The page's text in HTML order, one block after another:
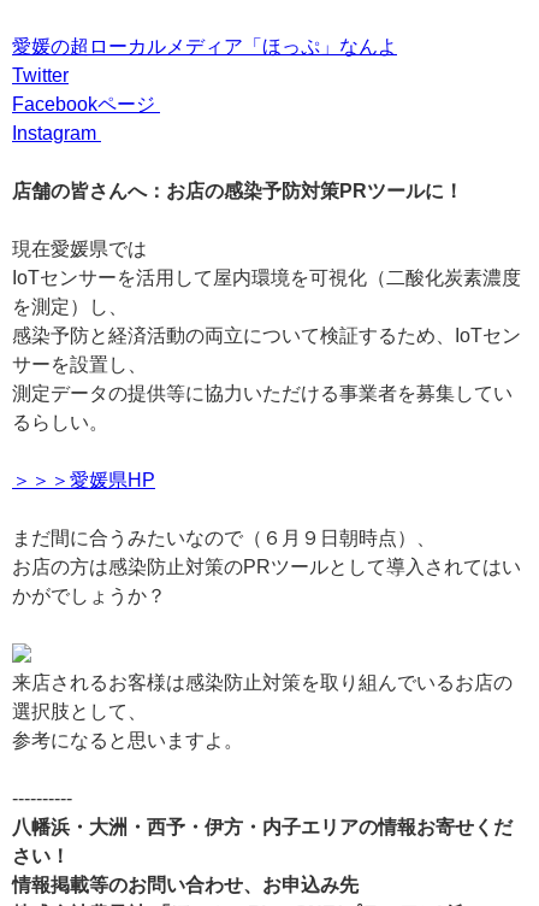
愛媛の超ローカルメディア「ほっぷ」なんよ
Twitter
Facebookページ
Instagram
店舗の皆さんへ：お店の感染予防対策PRツールに！
現在愛媛県では
IoTセンサーを活用して屋内環境を可視化（二酸化炭素濃度
を測定）し、
感染予防と経済活動の両立について検証するため、IoTセン
サーを設置し、
測定データの提供等に協力いただける事業者を募集してい
るらしい。
＞＞＞愛媛県HP
まだ間に合うみたいなので（６月９日朝時点）、
お店の方は感染防止対策のPRツールとして導入されてはい
かがでしょうか？
来店されるお客様は感染防止対策を取り組んでいるお店の
選択肢として、
参考になると思いますよ。
----------
八幡浜・大洲・西予・伊方・内子エリアの情報お寄せくだ
さい！
情報掲載等のお問い合わせ、お申込み先